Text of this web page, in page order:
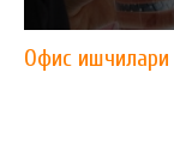
Офис ишчилари